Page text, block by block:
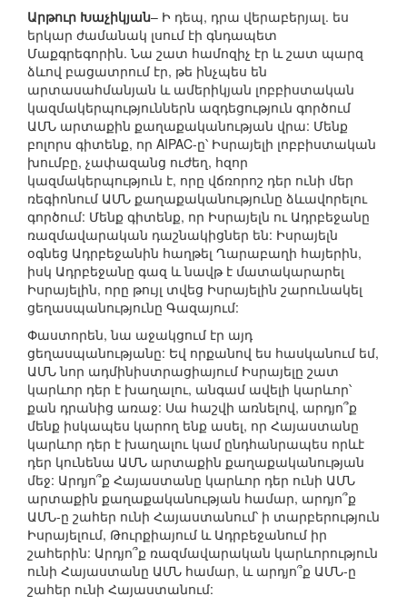
Արթուր Խաչիկյան– Ի դեպ, դրա վերաբերյալ. ես
երկար ժամանակ լսում էի գնդապետ
Մաքգրեգորին. Նա շատ համոզիչ էր և շատ պարզ
ձևով բացատրում էր, թե ինչպես են
արտասահմանյան և ամերիկյան լոբբիստական
կազմակերպություններն ազդեցություն գործում
ԱՄՆ արտաքին քաղաքականության վրա: Մենք
բոլորս գիտենք, որ AIPAC-ը՝ Իսրայելի լոբբիստական
խումբը, չափազանց ուժեղ, հզոր
կազմակերպություն է, որը վճռորոշ դեր ունի մեր
ռեգիոնում ԱՄՆ քաղաքականությունը ձևավորելու
գործում: Մենք գիտենք, որ Իսրայելն ու Ադրբեջանը
ռազմավարական դաշնակիցներ են: Իսրայելն
օգնեց Ադրբեջանին հաղթել Ղարաբաղի հայերին,
իսկ Ադրբեջանը գազ և նավթ է մատակարարել
Իսրայելին, որը թույլ տվեց Իսրայելին շարունակել
ցեղասպանությունը Գազայում:
Փաստորեն, նա աջակցում էր այդ
ցեղասպանությանը: Եվ որքանով ես հասկանում եմ,
ԱՄՆ նոր ադմինիստրացիայում Իսրայելը շատ
կարևոր դեր է խաղալու, անգամ ավելի կարևոր՝
քան դրանից առաջ: Սա հաշվի առնելով, արդյո՞ք
մենք իսկապես կարող ենք ասել, որ Հայաստանը
կարևոր դեր է խաղալու կամ ընդհանրապես որևէ
դեր կունենա ԱՄՆ արտաքին քաղաքականության
մեջ: Արդյո՞ք Հայաստանը կարևոր դեր ունի ԱՄՆ
արտաքին քաղաքականության համար, արդյո՞ք
ԱՄՆ-ը շահեր ունի Հայաստանում՝ ի տարբերություն
Իսրայելում, Թուրքիայում և Ադրբեջանում իր
շահերին: Արդյո՞ք ռազմավարական կարևորություն
ունի Հայաստանը ԱՄՆ համար, և արդյո՞ք ԱՄՆ-ը
շահեր ունի Հայաստանում: